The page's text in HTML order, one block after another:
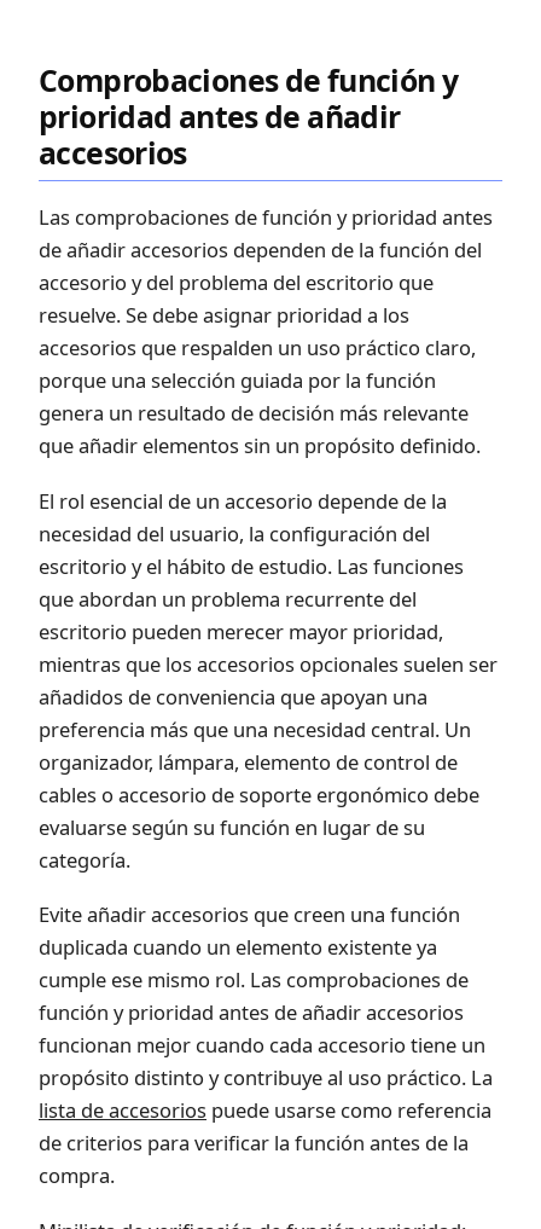
Comprobaciones de función y
prioridad antes de añadir
accesorios
Las comprobaciones de función y prioridad antes
de añadir accesorios dependen de la función del
accesorio y del problema del escritorio que
resuelve. Se debe asignar prioridad a los
accesorios que respalden un uso práctico claro,
porque una selección guiada por la función
genera un resultado de decisión más relevante
que añadir elementos sin un propósito definido.
El rol esencial de un accesorio depende de la
necesidad del usuario, la configuración del
escritorio y el hábito de estudio. Las funciones
que abordan un problema recurrente del
escritorio pueden merecer mayor prioridad,
mientras que los accesorios opcionales suelen ser
añadidos de conveniencia que apoyan una
preferencia más que una necesidad central. Un
organizador, lámpara, elemento de control de
cables o accesorio de soporte ergonómico debe
evaluarse según su función en lugar de su
categoría.
Evite añadir accesorios que creen una función
duplicada cuando un elemento existente ya
cumple ese mismo rol. Las comprobaciones de
función y prioridad antes de añadir accesorios
funcionan mejor cuando cada accesorio tiene un
propósito distinto y contribuye al uso práctico. La
lista de accesorios puede usarse como referencia
de criterios para verificar la función antes de la
compra.